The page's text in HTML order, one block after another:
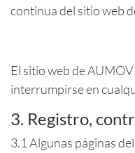
continua del sitio web
El sitio web de
interrumpirse en
3. Registro,
3.1 Algunas páginas